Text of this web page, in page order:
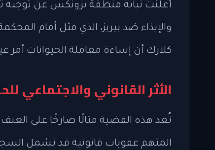
أعلنت نيابة منطقة برونكس عن توجيه
والإيذاء ضد بيريز، الذي مثل أمام
كلارك أن إساءة معاملة الحيوانات
الأثر القانوني والاجتماعي
تُعد هذه القضية مثالًا صارخًا على
المتهم عقوبات قانونية قد تشمل